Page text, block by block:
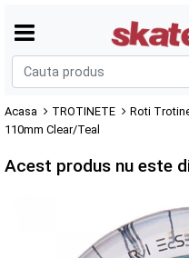
Acasa TROTINETE Roti
110mm Clear/Teal
Acest produs nu este